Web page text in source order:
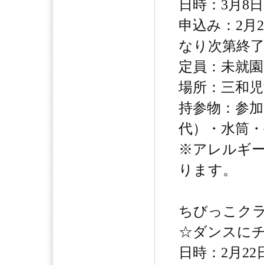
日時：3月8
申込み：2
なり次第終了
定員：未就
場所：三和
持参物：参
代）・水筒
※アレルギ
ります。
ちびっこク
☆ダンスに
日時：2月22